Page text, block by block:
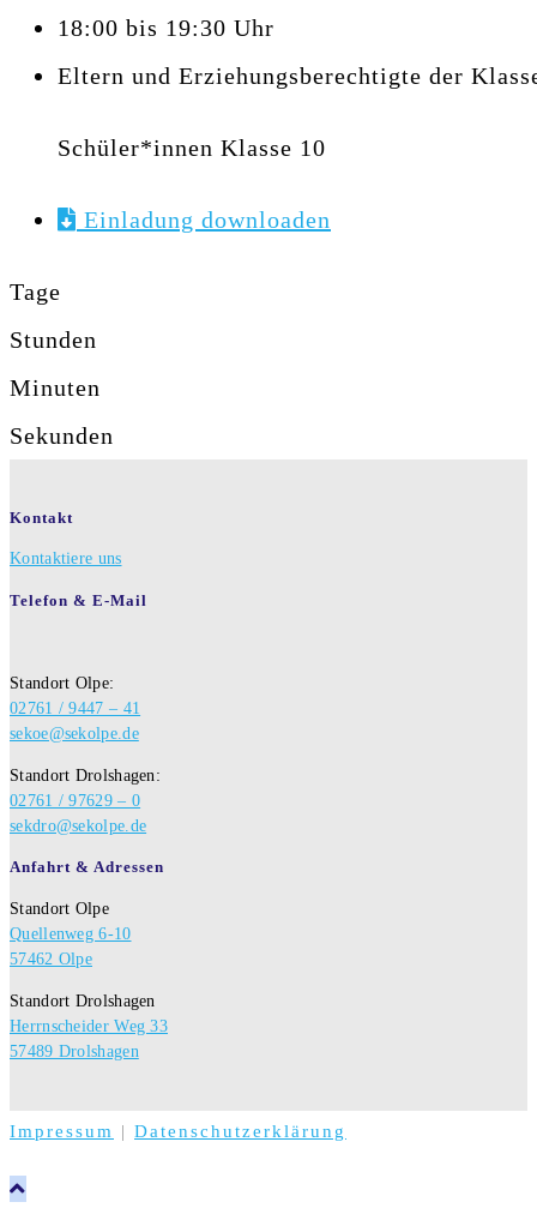
18:00 bis 19:30 Uhr
Eltern und Erziehungsberechtigte der
Schüler*innen Klasse 10
Einladung downloaden
Tage
Stunden
Minuten
Sekunden
Kontakt
Kontaktiere uns
Telefon & E-Mail
Standort Olpe:
02761 / 9447 – 41
sekoe@sekolpe.de
Standort Drolshagen:
02761 / 97629 – 0
sekdro@sekolpe.de
Anfahrt & Adressen
Standort Olpe
Quellenweg 6-10
57462 Olpe
Standort Drolshagen
Herrnscheider Weg 33
57489 Drolshagen
Impressum | Datenschutzerklärung